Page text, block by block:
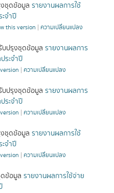
ชุดข้อมูล รายงานผลการใช้
จำปี
this version | ความเปลี่ยนแปลง
บปรุงชุดข้อมูล รายงานผลการ
ระจำปี
| ความเปลี่ยนแปลง
บปรุงชุดข้อมูล รายงานผลการ
ระจำปี
| ความเปลี่ยนแปลง
ชุดข้อมูล รายงานผลการใช้
จำปี
| ความเปลี่ยนแปลง
ข้อมูล รายงานผลการใช้จ่าย